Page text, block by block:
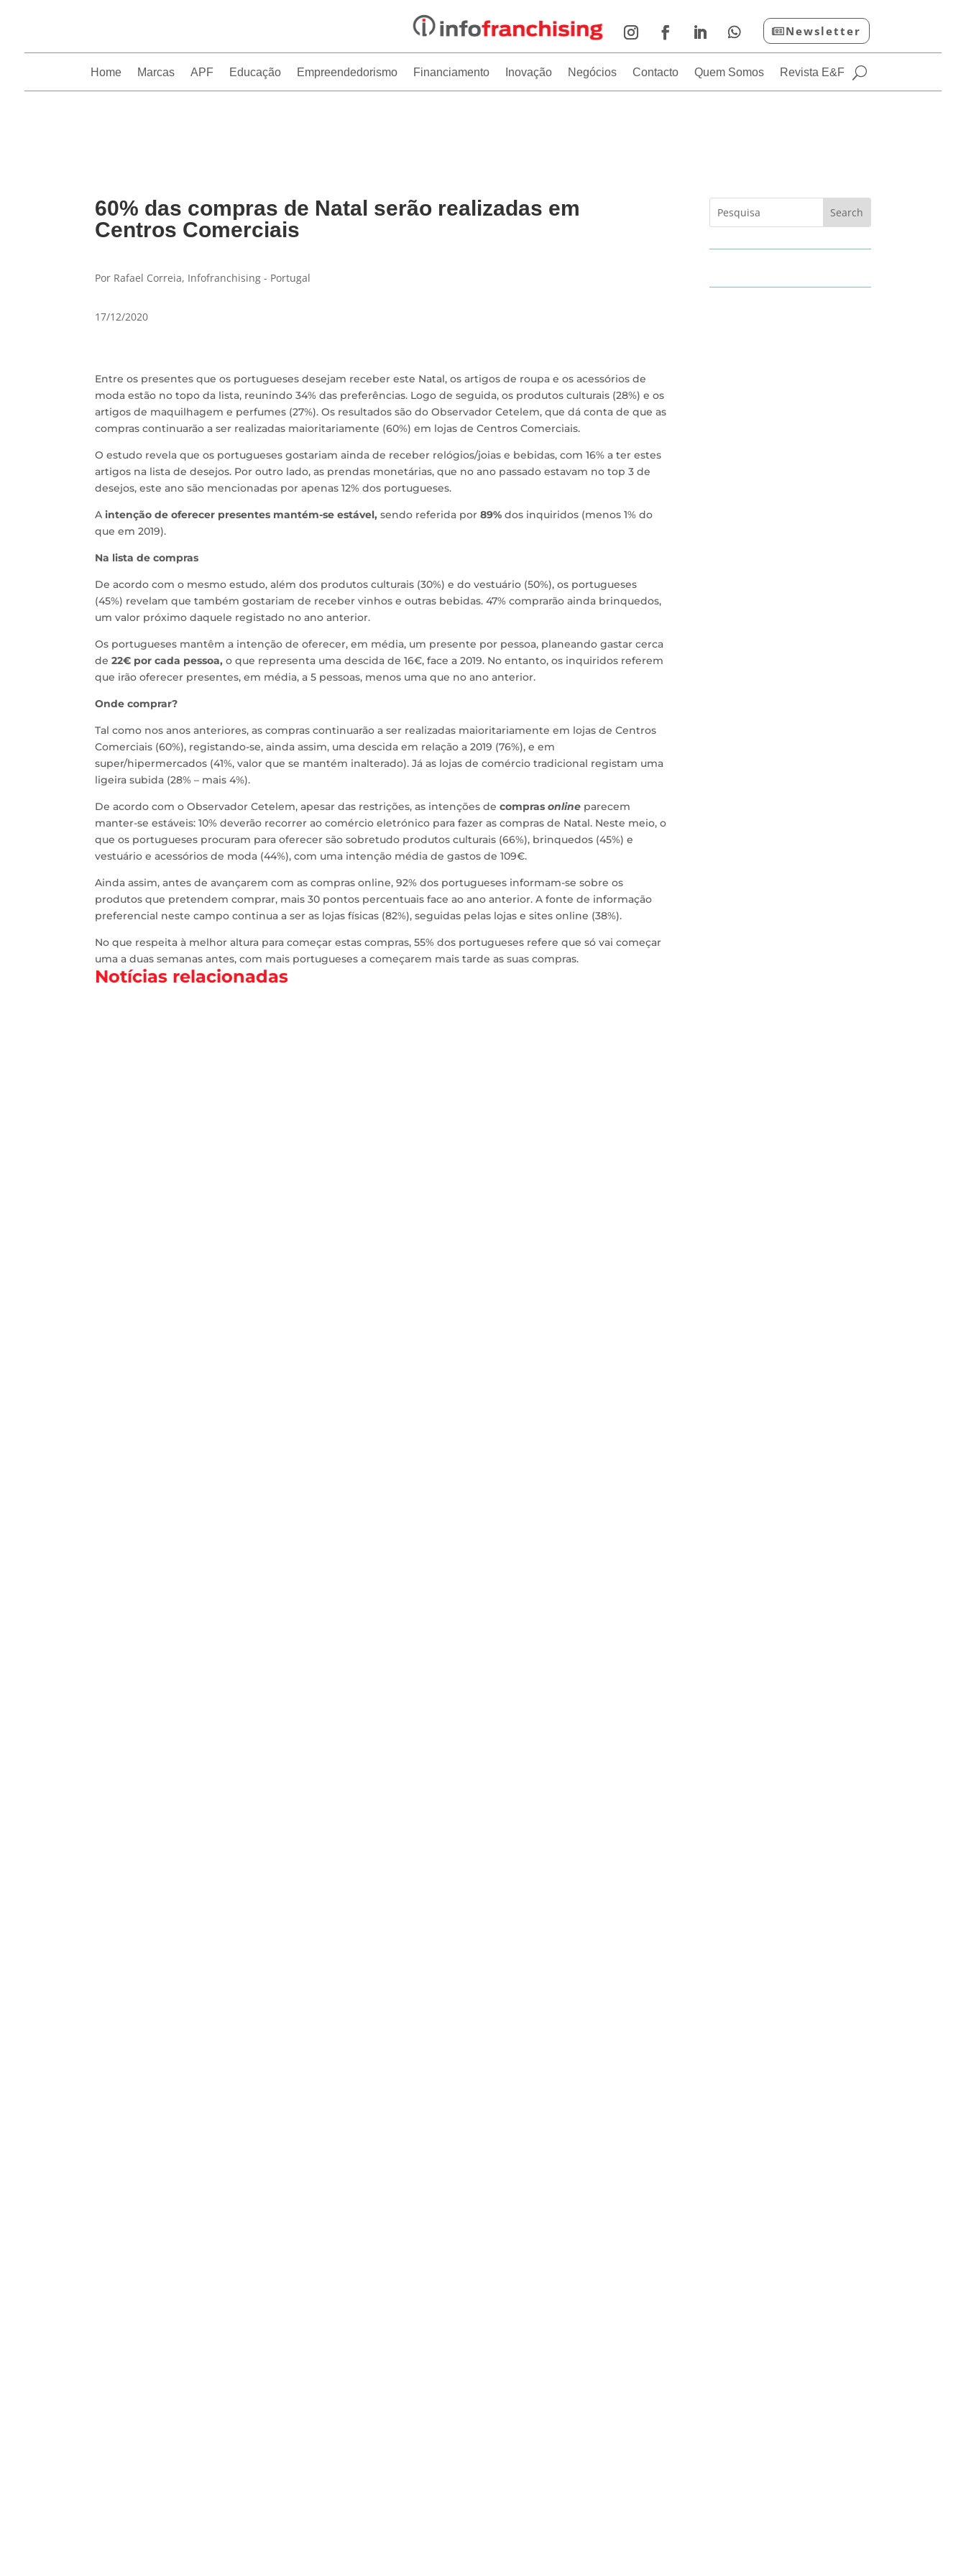
Newsletter
Home Marcas APF Educação Empreendedorismo Financiamento Inovação Negócios Contacto Quem Somos Revista E&F
60% das compras de Natal serão realizadas em
Centros Comerciais
Por Rafael Correia, Infofranchising - Portugal
17/12/2020
Entre os presentes que os portugueses desejam receber este Natal, os artigos de roupa e os acessórios de
moda estão no topo da lista, reunindo 34% das preferências. Logo de seguida, os produtos culturais (28%) e os
artigos de maquilhagem e perfumes (27%). Os resultados são do Observador Cetelem, que dá conta de que as
compras continuarão a ser realizadas maioritariamente (60%) em lojas de Centros Comerciais.
O estudo revela que os portugueses gostariam ainda de receber relógios/joias e bebidas, com 16% a ter estes
artigos na lista de desejos. Por outro lado, as prendas monetárias, que no ano passado estavam no top 3 de
desejos, este ano são mencionadas por apenas 12% dos portugueses.
A intenção de oferecer presentes mantém-se estável, sendo referida por 89% dos inquiridos (menos 1% do
que em 2019).
Na lista de compras
De acordo com o mesmo estudo, além dos produtos culturais (30%) e do vestuário (50%), os portugueses
(45%) revelam que também gostariam de receber vinhos e outras bebidas. 47% comprarão ainda brinquedos,
um valor próximo daquele registado no ano anterior.
Os portugueses mantêm a intenção de oferecer, em média, um presente por pessoa, planeando gastar cerca
de 22€ por cada pessoa, o que representa uma descida de 16€, face a 2019. No entanto, os inquiridos referem
que irão oferecer presentes, em média, a 5 pessoas, menos uma que no ano anterior.
Onde comprar?
Tal como nos anos anteriores, as compras continuarão a ser realizadas maioritariamente em lojas de Centros
Comerciais (60%), registando-se, ainda assim, uma descida em relação a 2019 (76%), e em
super/hipermercados (41%, valor que se mantém inalterado). Já as lojas de comércio tradicional registam uma
ligeira subida (28% – mais 4%).
De acordo com o Observador Cetelem, apesar das restrições, as intenções de compras online parecem
manter-se estáveis: 10% deverão recorrer ao comércio eletrónico para fazer as compras de Natal. Neste meio, o
que os portugueses procuram para oferecer são sobretudo produtos culturais (66%), brinquedos (45%) e
vestuário e acessórios de moda (44%), com uma intenção média de gastos de 109€.
Ainda assim, antes de avançarem com as compras online, 92% dos portugueses informam-se sobre os
produtos que pretendem comprar, mais 30 pontos percentuais face ao ano anterior. A fonte de informação
preferencial neste campo continua a ser as lojas físicas (82%), seguidas pelas lojas e sites online (38%).
No que respeita à melhor altura para começar estas compras, 55% dos portugueses refere que só vai começar
uma a duas semanas antes, com mais portugueses a começarem mais tarde as suas compras.
Notícias relacionadas